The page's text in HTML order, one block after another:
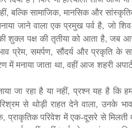
बल्कि सामाजिक, मानसिक और
जाने वाला एक प्रमुख पर्व है, जो शिव-
शुक्ल पक्ष की तृतीया को आता है, जब
प्रेम, समर्पण, सौंदर्य और प्रकृति के
में मनाया जाता था, वहीं आज शहरी
जा रहा है या नहीं, प्रश्न यह है कि
से थोड़ी राहत देने वाला, उनके
के, प्राकृतिक परिवेश में एक-दूसरे से